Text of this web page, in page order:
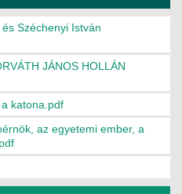
Széchenyi István
JÁNOS HOLLÁN
katona.pdf
az egyetemi ember, a